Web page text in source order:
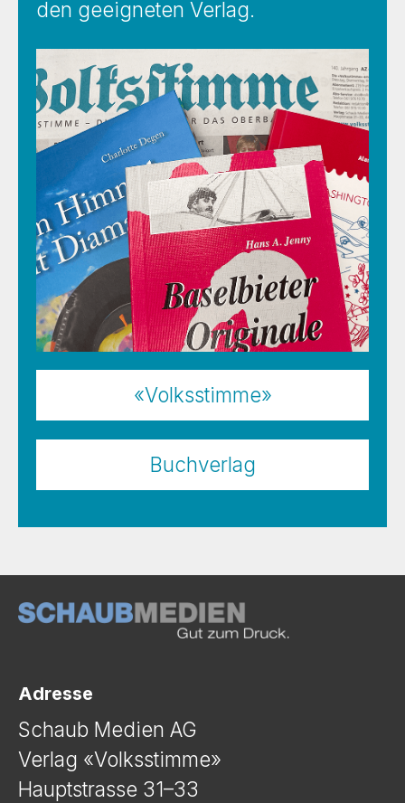
den geeigneten Verlag.
«Volksstimme»
Buchverlag
Adresse
Schaub Medien AG
Verlag «Volksstimme»
Hauptstrasse 31–33